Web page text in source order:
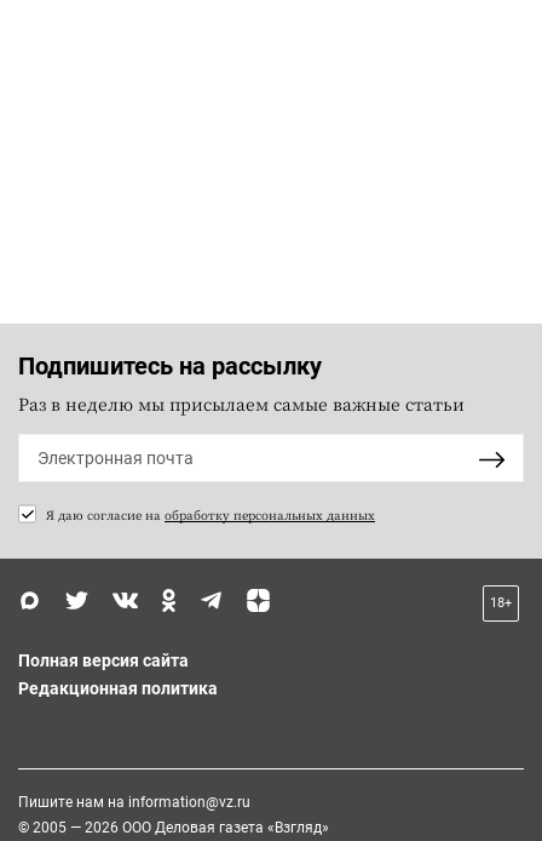
Подпишитесь на рассылку
Раз в неделю мы присылаем самые важные статьи
Я даю согласие на обработку персональных данных
18+
Полная версия сайта
Редакционная политика
Пишите нам на information@vz.ru
© 2005 — 2026 ООО Деловая газета «Взгляд»